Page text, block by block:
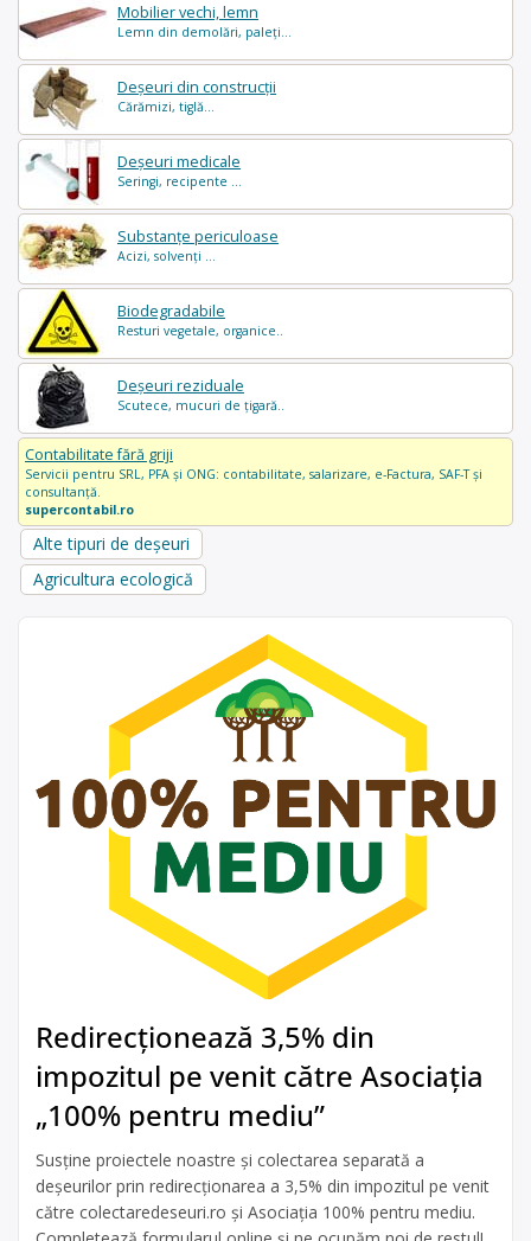
Mobilier vechi, lemn
Lemn din demolări, paleți...
Deșeuri din construcții
Cărămizi, tiglă...
Deșeuri medicale
Seringi, recipente ...
Substanțe periculoase
Acizi, solvenți ...
Biodegradabile
Resturi vegetale, organice..
Deșeuri reziduale
Scutece, mucuri de țigară..
Contabilitate fără griji
Servicii pentru SRL, PFA și ONG: contabilitate, salarizare, e-Factura, SAF-T și
consultanță.
supercontabil.ro
Alte tipuri de deșeuri
Agricultura ecologică
Redirecționează 3,5% din
impozitul pe venit către Asociația
„100% pentru mediu”
Susține proiectele noastre și colectarea separată a
deșeurilor prin redirecționarea a 3,5% din impozitul pe venit
către colectaredeseuri.ro și Asociația 100% pentru mediu.